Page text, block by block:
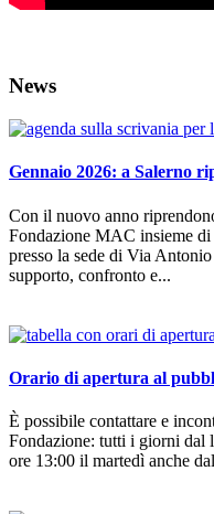
News
Gennaio 2026: a Salerno
Con il nuovo anno
Fondazione MAC insieme
presso la sede di Via
supporto, confronto e...
Orario di apertura al
È possibile contattare e
Fondazione: tutti i giorni
ore 13:00 il martedì anche